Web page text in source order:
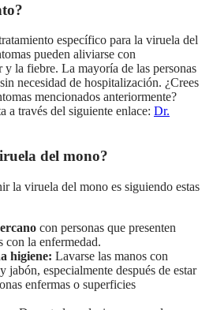
específico para la viruela del
pueden aliviarse con
y la fiebre. La mayoría de las personas
necesidad de hospitalización. ¿Crees
mencionados anteriormente?
a través del siguiente enlace: Dr.
del mono?
la viruela del mono es siguiendo estas
con personas que presenten
con la enfermedad.
higiene: Lavarse las manos con
jabón, especialmente después de estar
enfermas o superficies